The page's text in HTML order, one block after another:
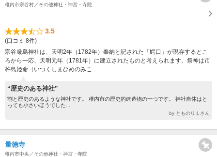
稚内市宗谷村／その他神社・神宮・寺院
3.5
(口コミ 8件)
宗谷厳島神社は、天明2年（1782年）奉納と記された「鰐口」が現存するとこ
ろから一応、天明元年（1781年）に建立されたものと考えられます。祭神は市
杵島姫命（いつくしまひめのみこ...
“歴史のある神社”
割と歴史のあるような神社です。 稚内市の歴史的建造物の一つです。 神社自体はと
っても小さいほうでした...
by とものり１さん
量徳寺
稚内市中央／その他神社・神宮・寺院